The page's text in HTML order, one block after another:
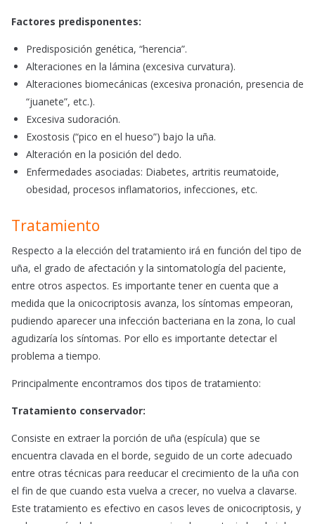
Factores predisponentes:
Predisposición genética, “herencia”.
Alteraciones en la lámina (excesiva curvatura).
Alteraciones biomecánicas (excesiva pronación, presencia de
“juanete”, etc.).
Excesiva sudoración.
Exostosis (“pico en el hueso”) bajo la uña.
Alteración en la posición del dedo.
Enfermedades asociadas: Diabetes, artritis reumatoide,
obesidad, procesos inflamatorios, infecciones, etc.
Tratamiento
Respecto a la elección del tratamiento irá en función del tipo de
uña, el grado de afectación y la sintomatología del paciente,
entre otros aspectos. Es importante tener en cuenta que a
medida que la onicocriptosis avanza, los síntomas empeoran,
pudiendo aparecer una infección bacteriana en la zona, lo cual
agudizaría los síntomas. Por ello es importante detectar el
problema a tiempo.
Principalmente encontramos dos tipos de tratamiento:
Tratamiento conservador:
Consiste en extraer la porción de uña (espícula) que se
encuentra clavada en el borde, seguido de un corte adecuado
entre otras técnicas para reeducar el crecimiento de la uña con
el fin de que cuando esta vuelva a crecer, no vuelva a clavarse.
Este tratamiento es efectivo en casos leves de onicocriptosis, y